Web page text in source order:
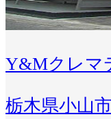
Y&Mクレマ
栃木県小山